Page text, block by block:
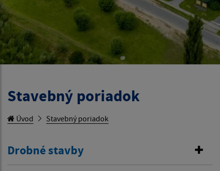
Stavebný poriadok
Úvod Stavebný poriadok
Drobné stavby